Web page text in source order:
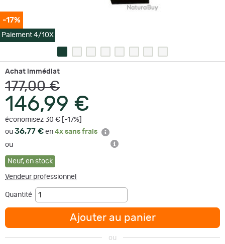
-17%
Paiement 4/10X
Achat immédiat
177,00 €
146,99 €
économisez 30 € [-17%]
ou 36,77 € en 4x sans frais
ou
Neuf, en stock
Vendeur professionnel
Quantité
Ajouter au panier
ou